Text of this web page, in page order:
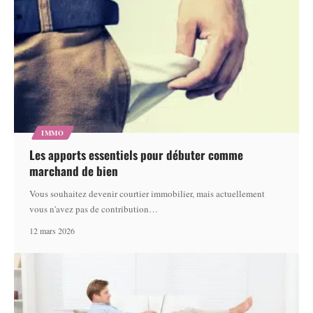
IMMO
Les apports essentiels pour débuter comme
marchand de bien
Vous souhaitez devenir courtier immobilier, mais actuellement
vous n'avez pas de contribution…
12 mars 2026